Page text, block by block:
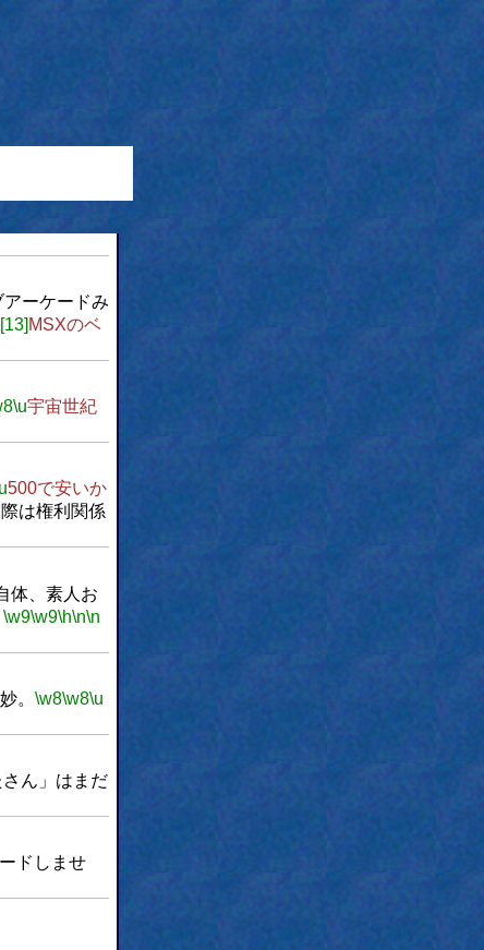
ーケードみ
MSXのベ
\u宇宙世紀
500で安いか
は権利関係
体、素人お
\w9\w9\h\n\n
。 \w8\w8\u
ん」はまだ
ドしませ